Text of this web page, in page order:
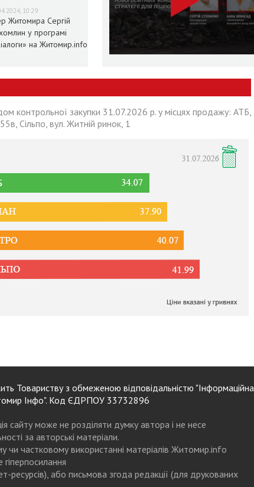
10:29
Житомира Сергій
у програмі
на Житомир.info
контрольної закупки 31.07.2026 р. у місцях продажу: АТБ,
Сільпо, вул. Житній ринок, 1
Товариству з обмеженою відповідальністю "Інформаційна
Інфо". Код ЄДРПОУ 33732896
сайту може не розділяти думку автора і не несе
за авторські матеріали.
чи частковому використанні матеріалів Житомир.info
гіперпосилання
ресурсів), або письмова згода редакції (для друкованих